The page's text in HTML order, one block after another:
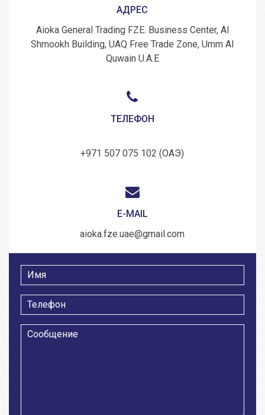
АДРЕС
Aioka General Trading FZE. Business Center, Al
Shmookh Building, UAQ Free Trade Zone, Umm Al
Quwain U.A.E
ТЕЛЕФОН
+971 507 075 102 (ОАЭ)
E-MAIL
aioka.fze.uae@gmail.com